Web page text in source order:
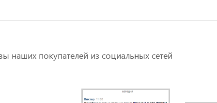
наших покупателей из социальных сетей